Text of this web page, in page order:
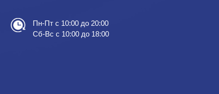
Пн-Пт с 10:00 до 20:00
Сб-Вс с 10:00 до 18:00